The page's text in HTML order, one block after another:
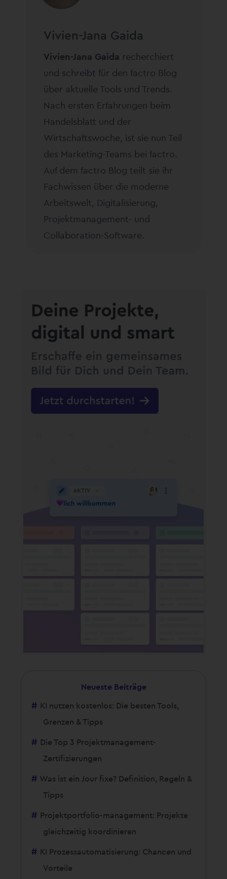
Vivien-Jana Gaida
Vivien-Jana Gaida recherchiert
und schreibt für den factro Blog
über aktuelle Tools und Trends.
Nach ersten Erfahrungen beim
Handelsblatt und der
Wirtschaftswoche, ist sie nun Teil
des Marketing-Teams bei factro.
Auf dem factro Blog teilt sie ihr
Fachwissen über die moderne
Arbeitswelt, Digitalisierung,
Projektmanagement- und
Collaboration-Software.
Neueste Beiträge
KI nutzen kostenlos: Die besten Tools,
Grenzen & Tipps
Die Top 3 Projektmanagement-
Zertifizierungen
Was ist ein Jour fixe? Definition, Regeln &
Tipps
Projektportfolio-management: Projekte
gleichzeitig koordinieren
KI Prozessautomatisierung: Chancen und
Vorteile